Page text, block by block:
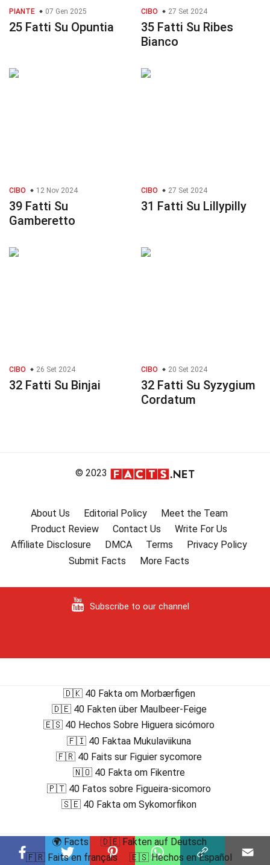
PIANTE 07 Gen 2025
25 Fatti Su Opuntia
CIBO 27 Set 2024
35 Fatti Su Ribes
Bianco
CIBO 12 Nov 2024
39 Fatti Su
Gamberetto
CIBO 27 Set 2024
31 Fatti Su Lillypilly
CIBO 26 Set 2024
32 Fatti Su Binjai
CIBO 20 Set 2024
32 Fatti Su Syzygium
Cordatum
© 2023
About Us Editorial Policy
Meet the Team
Product Review
Contact Us
Write For Us
Affiliate Disclosure
DMCA Terms
Privacy Policy
Submit Facts
More Facts
Subscribe to our channel
🇩🇰 40 Fakta om Morbærfigen
🇩🇪 40 Fakten über Maulbeer-Feige
🇪🇸 40 Hechos Sobre Higuera sicómoro
🇫🇮 40 Faktaa Mukulaviikuna
🇫🇷 40 Faits sur Figuier sycomore
🇳🇴 40 Fakta om Fikentre
🇵🇹 40 Fatos sobre Figueira-sicomoro
🇸🇪 40 Fakta om Sykomorfikon
🌍 Facts
🇩🇪 Fakten auf Deutsch
🇫🇷 Faits en français
🇪🇸 Hechos en Español